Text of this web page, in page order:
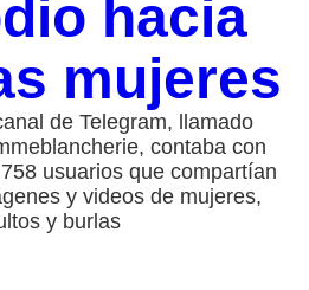
hacia
mujeres
de Telegram, llamado
contaba con
usuarios que compartían
y videos de mujeres,
y burlas